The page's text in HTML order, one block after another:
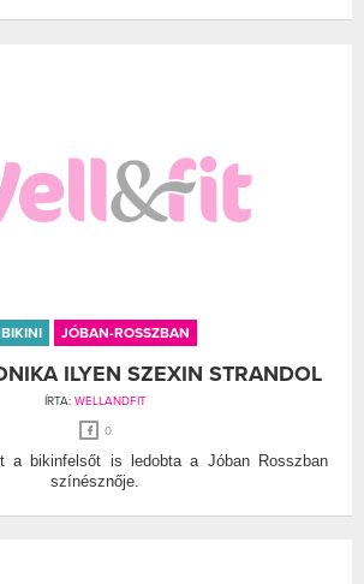
BIKINI JÓBAN-ROSSZBAN
ILYEN SZEXIN STRANDOL
ÍRTA: WELLANDFIT
0
a bikinfelsőt is ledobta a Jóban Rosszban
színésznője.